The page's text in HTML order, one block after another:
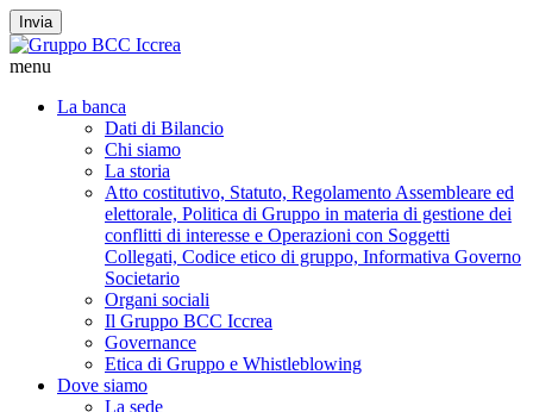
Invia
menu
La banca
Dati di Bilancio
Chi siamo
La storia
Atto costitutivo, Statuto, Regolamento Assembleare ed
elettorale, Politica di Gruppo in materia di gestione dei
conflitti di interesse e Operazioni con Soggetti
Collegati, Codice etico di gruppo, Informativa Governo
Societario
Organi sociali
Il Gruppo BCC Iccrea
Governance
Etica di Gruppo e Whistleblowing
Dove siamo
La sede